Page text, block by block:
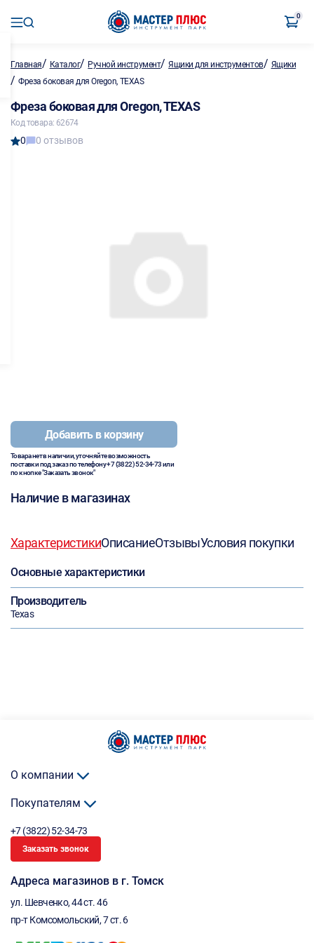
0
Главная/ Каталог/ Ручной инструмент/Ящики для инструментов/ Ящики
/ Фреза боковая для Oregon, TEXAS
Фреза боковая для Oregon, TEXAS
Код товара: 62674
0 0 отзывов
Добавить в корзину
Товара нет в наличии, уточняйте возможность
поставки под заказ по телефону+7 (3822) 52-34-73или
по кнопке "Заказать звонок"
Наличие в магазинах
ХарактеристикиОписаниеОтзывыУсловия покупки
Основные характеристики
Производитель
Texas
О компании
Покупателям
+7 (3822) 52-34-73
Заказать звонок
Адреса магазинов в г. Томск
ул. Шевченко, 44 ст. 46
пр-т Комсомольский, 7 ст. 6